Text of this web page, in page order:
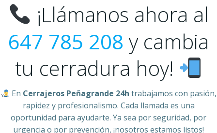
¡Llámanos ahora al
647 785 208 y cambia
tu cerradura hoy!
En Cerrajeros Peñagrande 24h trabajamos con pasión,
rapidez y profesionalismo. Cada llamada es una
oportunidad para ayudarte. Ya sea por seguridad, por
urgencia o por prevención, ¡nosotros estamos listos!